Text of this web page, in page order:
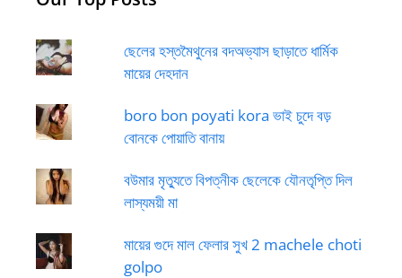
ছেলের হস্তমৈথুনের বদঅভ্যাস ছাড়াতে ধার্মিক
মায়ের দেহদান
boro bon poyati kora ভাই চুদে বড়
বোনকে পোয়াতি বানায়
বউমার মৃত্যুতে বিপত্নীক ছেলেকে যৌনতৃপ্তি দিল
লাস্যময়ী মা
মায়ের গুদে মাল ফেলার সুখ 2 machele choti
golpo